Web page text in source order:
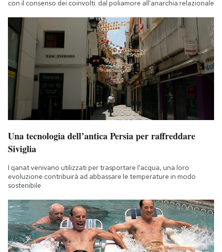
con il consenso dei coinvolti: dal poliamore all'anarchia relazionale
Una tecnologia dell’antica Persia per raffreddare
Siviglia
I qanat venivano utilizzati per trasportare l'acqua, una loro
evoluzione contribuirà ad abbassare le temperature in modo
sostenibile